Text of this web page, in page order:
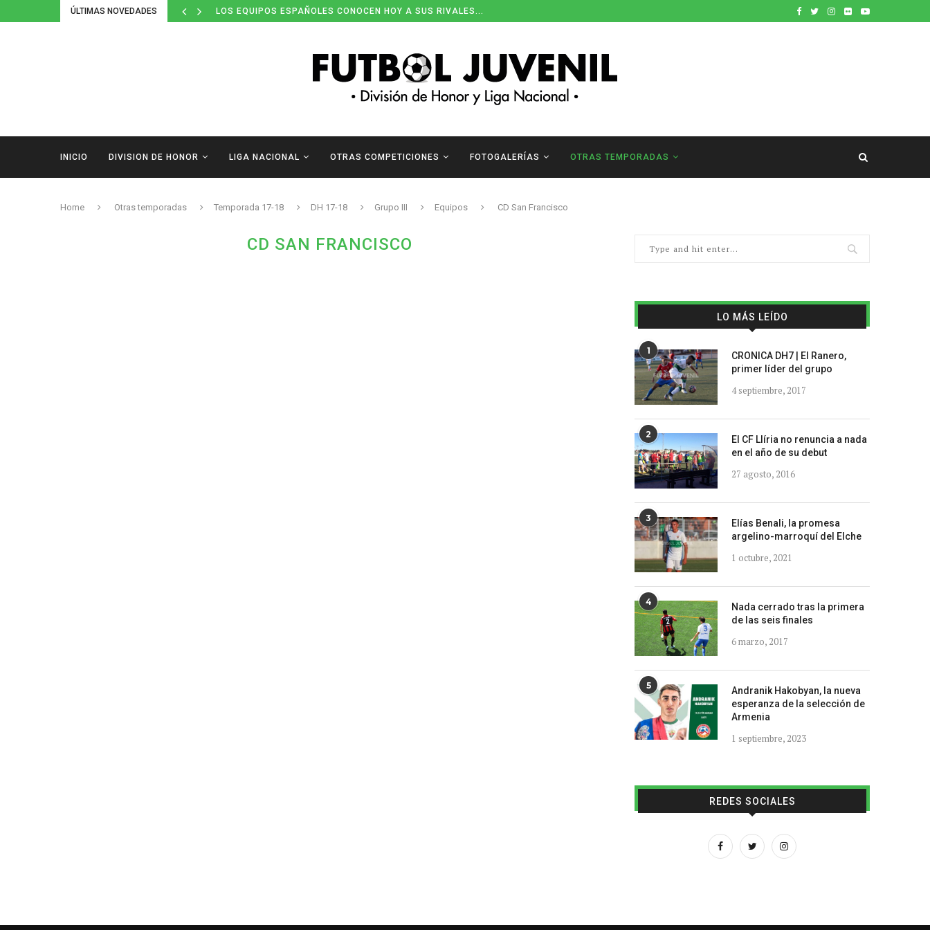
ÚLTIMAS NOVEDADES LOS EQUIPOS ESPAÑOLES CONOCEN HOY A SUS RIVALES...
INICIO DIVISION DE HONOR LIGA NACIONAL OTRAS COMPETICIONES FOTOGALERÍAS OTRAS TEMPORADAS
Home Otras temporadas Temporada 17-18 DH 17-18 Grupo III Equipos CD San Francisco
CD SAN FRANCISCO
LO MÁS LEÍDO
1
CRONICA DH7 | El Ranero,
primer líder del grupo
4 septiembre, 2017
2
El CF Llíria no renuncia a nada
en el año de su debut
27 agosto, 2016
3
Elías Benali, la promesa
argelino-marroquí del Elche
1 octubre, 2021
4
Nada cerrado tras la primera
de las seis finales
6 marzo, 2017
5
Andranik Hakobyan, la nueva
esperanza de la selección de
Armenia
1 septiembre, 2023
REDES SOCIALES